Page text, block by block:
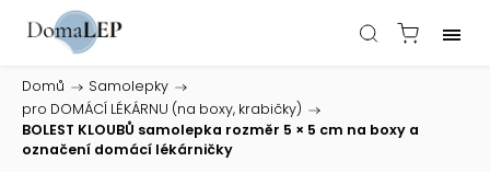
Domů / Samolepky /
pro DOMÁCÍ LÉKÁRNU (na boxy, krabičky) /
BOLEST KLOUBŮ samolepka rozměr 5 × 5 cm na boxy a
označení domácí lékárničky